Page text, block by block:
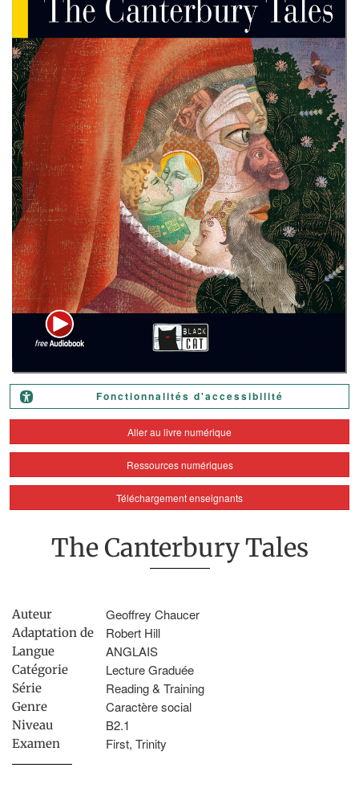
Fonctionnalités d'accessibilité
Aller au livre numérique
Ressources numériques
Téléchargement enseignants
The Canterbury Tales
Auteur Geoffrey Chaucer
Adaptation de Robert Hill
Langue ANGLAIS
Catégorie Lecture Graduée
Série Reading & Training
Genre Caractère social
Niveau B2.1
Examen First, Trinity